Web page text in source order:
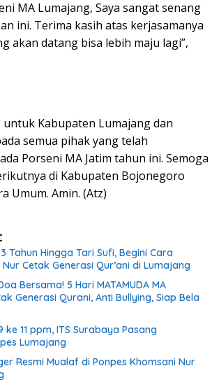
MA Lumajang, Saya sangat senang
ini. Terima kasih atas kerjasamanya
akan datang bisa lebih maju lagi”,
Kabupaten Lumajang dan
semua pihak yang telah
Porseni MA Jatim tahun ini. Semoga
di Kabupaten Bojonegoro
Umum. Amin. (Atz)
Tahun Hingga Tari Sufi, Begini Cara
Cetak Generasi Qur’ani di Lumajang
Bersama! 5 Hari MATAMUDA MA
Generasi Qurani, Anti Bullying, Siap Bela
ke 11 ppm, ITS Surabaya Pasang
Lumajang
Resmi Mualaf di Ponpes Khomsani Nur